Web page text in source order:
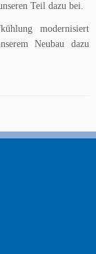
Teil dazu bei.
modernisiert
Neubau dazu